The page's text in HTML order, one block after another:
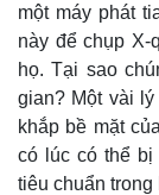
một máy phát
này để chụp X-
họ. Tại sao
gian? Một vài
khắp bề mặt
có lúc có thể bị
tiêu chuẩn